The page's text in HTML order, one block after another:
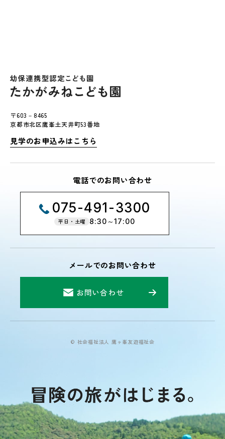
〒603－8465
京都市北区鷹峯土天井町53番地
見学のお申込みはこちら
電話でのお問い合わせ
075-491-3300
平日・土曜 8:30～17:00
メールでのお問い合わせ
お問い合わせ
© 社会福祉法人 鷹ヶ峯友遊福祉会